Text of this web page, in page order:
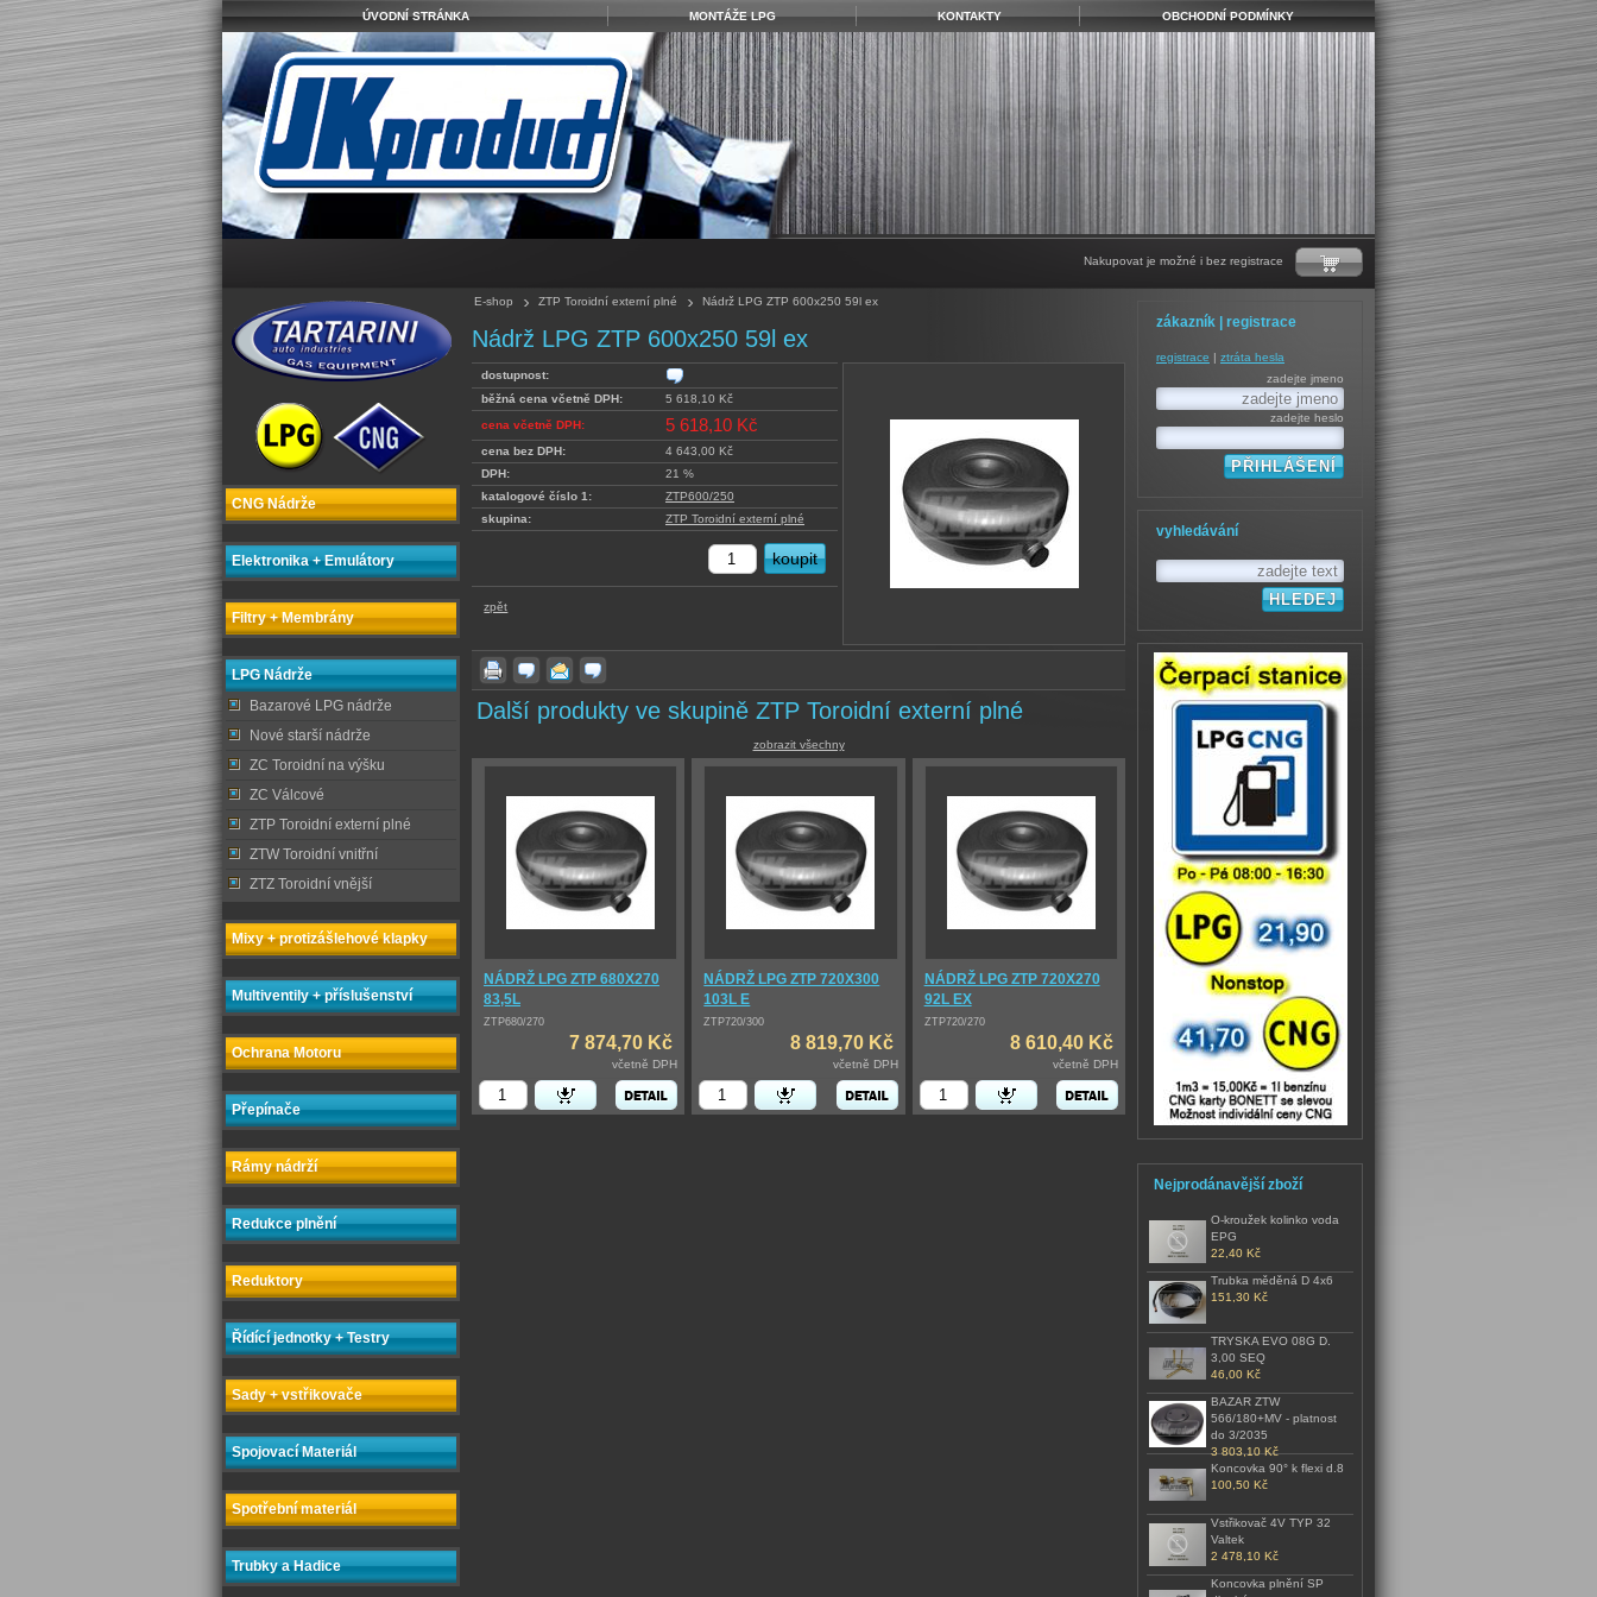
ÚVODNÍ STRÁNKA MONTÁŽE LPG KONTAKTY OBCHODNÍ PODMÍNKY
Nakupovat je možné i bez registrace
CNG Nádrže
Elektronika + Emulátory
Filtry + Membrány
LPG Nádrže
Bazarové LPG nádrže
Nové starší nádrže
ZC Toroidní na výšku
ZC Válcové
ZTP Toroidní externí plné
ZTW Toroidní vnitřní
ZTZ Toroidní vnější
Mixy + protizášlehové klapky
Multiventily + příslušenství
Ochrana Motoru
Přepínače
Rámy nádrží
Redukce plnění
Reduktory
Řídící jednotky + Testry
Sady + vstřikovače
Spojovací Materiál
Spotřební materiál
Trubky a Hadice
E-shop ZTP Toroidní externí plné Nádrž LPG ZTP 600x250 59l ex
Nádrž LPG ZTP 600x250 59l ex
dostupnost:
běžná cena včetně DPH:
5 618,10 Kč
cena včetně DPH:
5 618,10 Kč
cena bez DPH:
4 643,00 Kč
DPH:
21 %
katalogové číslo 1:
ZTP600/250
skupina:
ZTP Toroidní externí plné
zpět
Další produkty ve skupině ZTP Toroidní externí plné
zobrazit všechny
NÁDRŽ LPG ZTP 680X270
83,5L
ZTP680/270
7 874,70 Kč
včetně DPH
NÁDRŽ LPG ZTP 720X300
103L E
ZTP720/300
8 819,70 Kč
včetně DPH
NÁDRŽ LPG ZTP 720X270
92L EX
ZTP720/270
8 610,40 Kč
včetně DPH
zákazník | registrace
registrace
ztráta hesla
zadejte jmeno
zadejte heslo
vyhledávání
Nejprodánavější zboží
O-kroužek kolinko voda
EPG
22,40 Kč
Trubka měděná D 4x6
151,30 Kč
TRYSKA EVO 08G D.
3,00 SEQ
46,00 Kč
BAZAR ZTW
566/180+MV - platnost
do 3/2035
3 803,10 Kč
Koncovka 90° k flexi d.8
100,50 Kč
Vstřikovač 4V TYP 32
Valtek
2 478,10 Kč
Koncovka plnění SP